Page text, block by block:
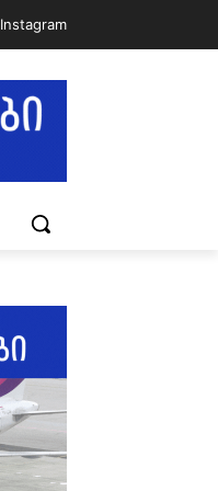
Instagram